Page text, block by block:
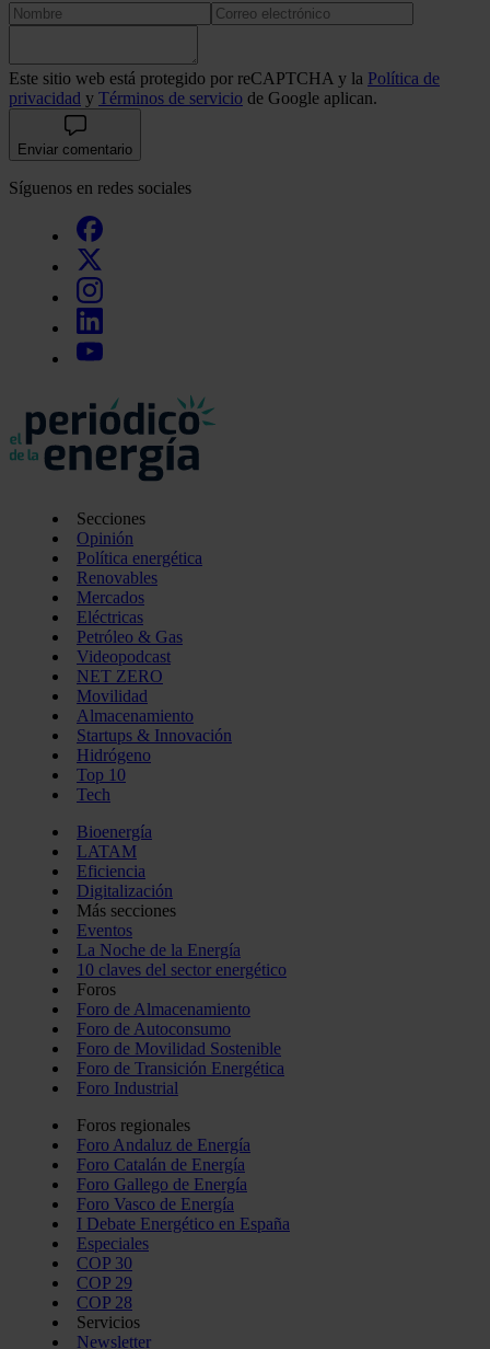
Este sitio web está protegido por reCAPTCHA y la Política de
privacidad y Términos de servicio de Google aplican.
Enviar comentario
Síguenos en redes sociales
Secciones
Opinión
Política energética
Renovables
Mercados
Eléctricas
Petróleo & Gas
Videopodcast
NET ZERO
Movilidad
Almacenamiento
Startups & Innovación
Hidrógeno
Top 10
Tech
Bioenergía
LATAM
Eficiencia
Digitalización
Más secciones
Eventos
La Noche de la Energía
10 claves del sector energético
Foros
Foro de Almacenamiento
Foro de Autoconsumo
Foro de Movilidad Sostenible
Foro de Transición Energética
Foro Industrial
Foros regionales
Foro Andaluz de Energía
Foro Catalán de Energía
Foro Gallego de Energía
Foro Vasco de Energía
I Debate Energético en España
Especiales
COP 30
COP 29
COP 28
Servicios
Newsletter